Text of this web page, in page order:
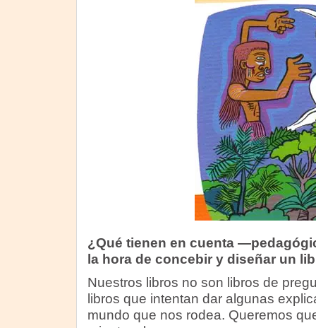
¿Qué tienen en cuenta
la hora de concebir y diseñar un
Nuestros libros no son libros de
libros que intentan dar algunas
mundo que nos rodea. Queremos